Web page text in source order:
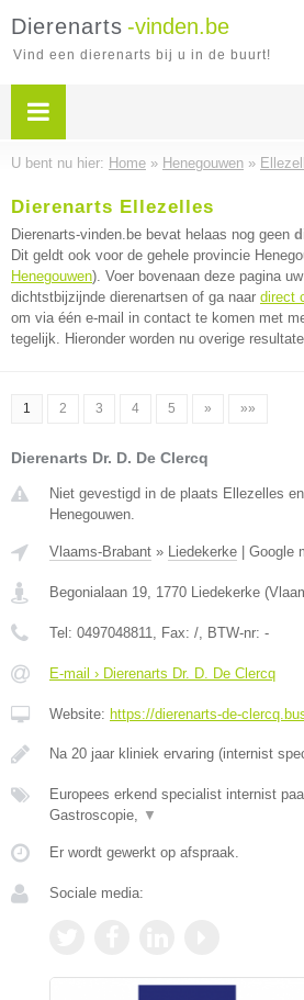
Dierenarts -vinden.be
Vind een dierenarts bij u in de buurt!
U bent nu hier: Home » Henegouwen »
Dierenarts Ellezelles
Dierenarts-vinden.be bevat helaas nog geen
Dit geldt ook voor de gehele provincie
Henegouwen). Voer bovenaan deze pagina
dichtstbijzijnde dierenartsen of ga naar direct
om via één e-mail in contact te komen met
tegelijk. Hieronder worden nu overige
1 2 3 4 5 » »»
Dierenarts Dr. D. De Clercq
Niet gevestigd in de plaats Ellezelles
Henegouwen.
Vlaams-Brabant » Liedekerke Google
Begonialaan 19, 1770 Liedekerke (
Tel: 0497048811, Fax: /, BTW-nr: -
E-mail › Dierenarts Dr. D. De Clercq
Website: https://dierenarts-de-
Na 20 jaar kliniek ervaring (internist
Europees erkend specialist internist
Gastroscopie, ▼
Er wordt gewerkt op afspraak.
Sociale media: